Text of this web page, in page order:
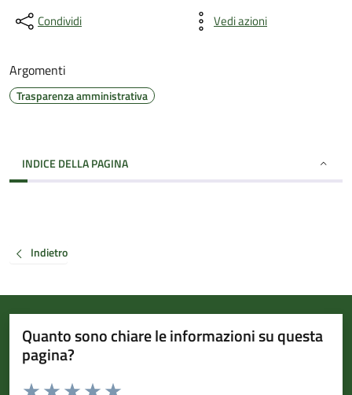
Condividi Vedi azioni
Argomenti
Trasparenza amministrativa
INDICE DELLA PAGINA
Indietro
Quanto sono chiare le informazioni su questa
pagina?
Valuta da 1 a 5 stelle la pagina